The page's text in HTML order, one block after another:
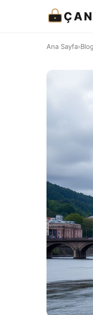
Ana Sayfa›Blog